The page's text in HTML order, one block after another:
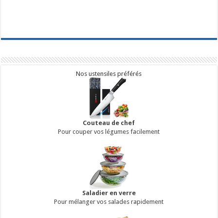
Nos ustensiles préférés
Couteau de chef
Pour couper vos légumes facilement
Saladier en verre
Pour mélanger vos salades rapidement